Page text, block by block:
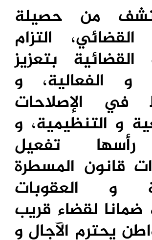
من حصيلة
القضائي، التزام
القضائية بتعزيز
و الفعالية، و
في الإصلاحات
و التنظيمية، و
تفعيل
قانون المسطرة
و العقوبات
ضمانا لقضاء قريب
يحترم الآجال و